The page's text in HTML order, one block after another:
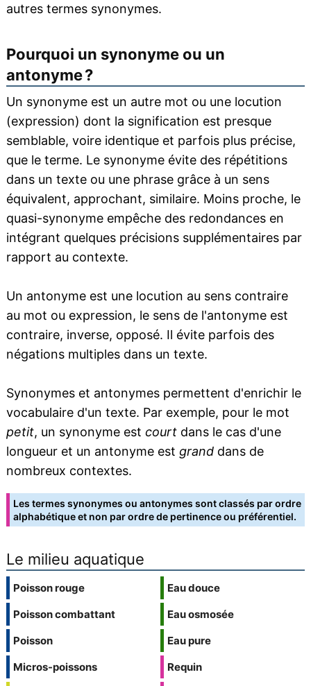
autres termes synonymes.
Pourquoi un synonyme ou un
antonyme ?
Un synonyme est un autre mot ou une locution
(expression) dont la signification est presque
semblable, voire identique et parfois plus précise,
que le terme. Le synonyme évite des répétitions
dans un texte ou une phrase grâce à un sens
équivalent, approchant, similaire. Moins proche, le
quasi-synonyme empêche des redondances en
intégrant quelques précisions supplémentaires par
rapport au contexte.
Un antonyme est une locution au sens contraire
au mot ou expression, le sens de l'antonyme est
contraire, inverse, opposé. Il évite parfois des
négations multiples dans un texte.
Synonymes et antonymes permettent d'enrichir le
vocabulaire d'un texte. Par exemple, pour le mot
petit, un synonyme est courtdans le cas d'une
longueur et un antonyme est granddans de
nombreux contextes.
Les termes synonymes ou antonymes sont classés par ordre
alphabétique et non par ordre de pertinence ou préférentiel.
Le milieu aquatique
Poisson rouge
Poisson combattant
Poisson
Micros-poissons
Eau douce
Eau osmosée
Eau pure
Requin